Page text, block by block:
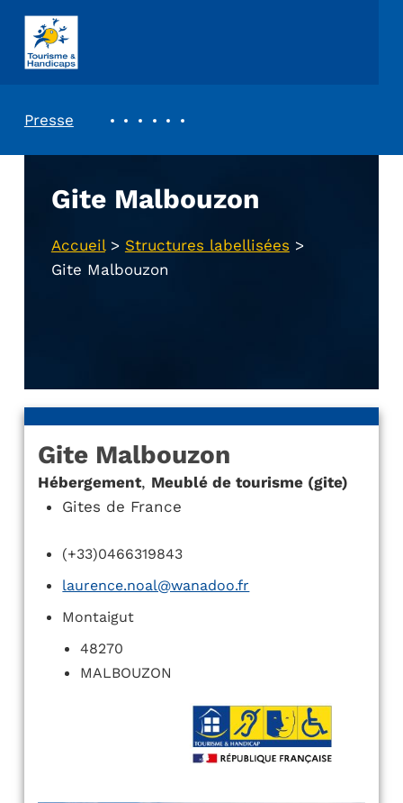
ASSOCIATION TOURISME ET HANDICAPS
Presse
Gite Malbouzon
Accueil> Structures labellisées >
Gite Malbouzon
Gite Malbouzon
Hébergement, Meublé de tourisme (gite)
Gites de France
(+33)0466319843
laurence.noal@wanadoo.fr
Montaigut
48270
MALBOUZON